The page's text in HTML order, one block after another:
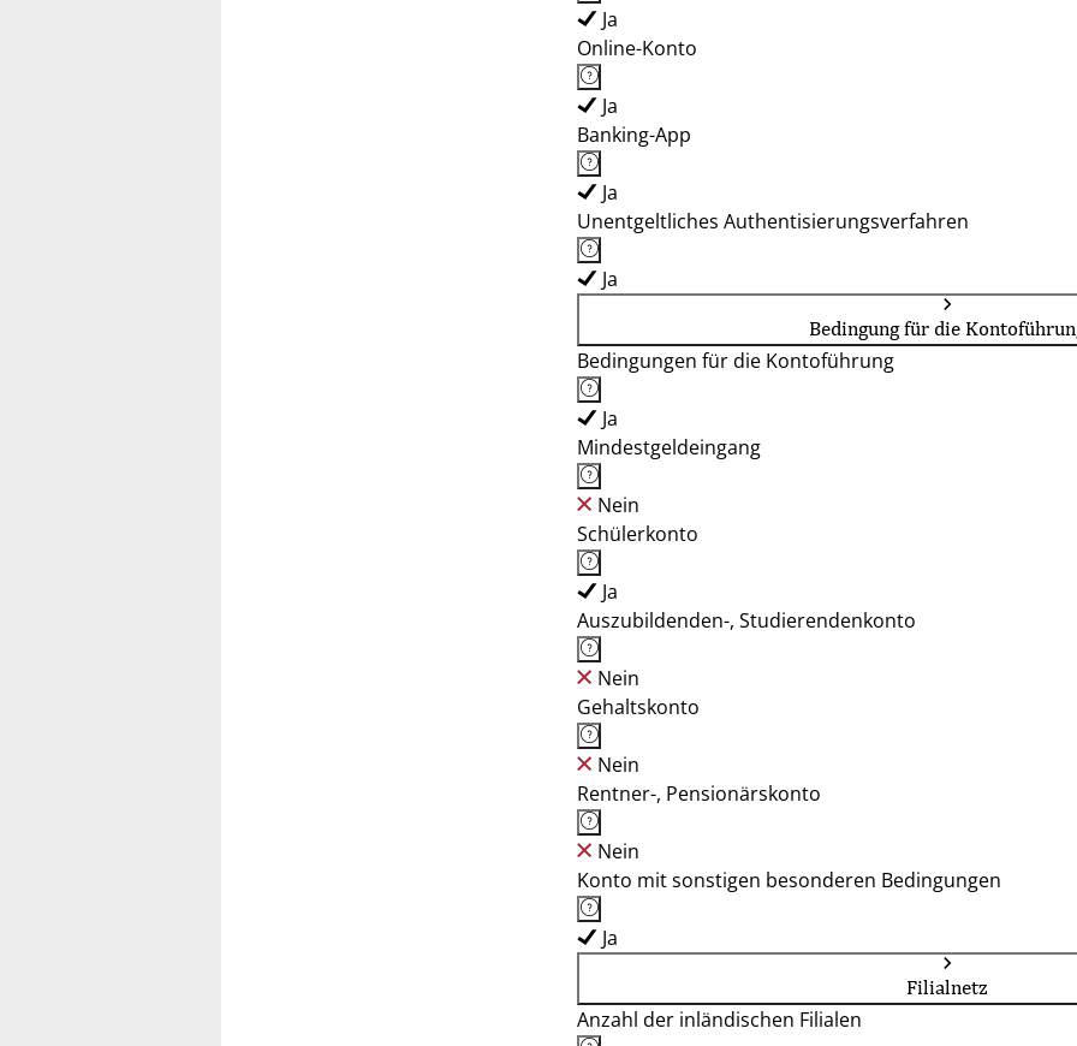
Ja
Online-Konto
Ja
Banking-App
Ja
Unentgeltliches Authentisierungsverfahren
Ja
Bedingung für die
Bedingungen für die Kontoführung
Ja
Mindestgeldeingang
Nein
Schülerkonto
Ja
Auszubildenden-, Studierendenkonto
Nein
Gehaltskonto
Nein
Rentner-, Pensionärskonto
Nein
Konto mit sonstigen besonderen Bedingungen
Ja
Filialnetz
Anzahl der inländischen Filialen